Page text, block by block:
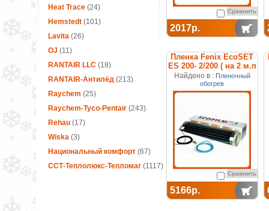
Heat Trace(24)
Hemstedt(101)
Lavita(26)
OJ (11)
RANTAIR LLC(18)
RANTAIR-Антилёд(213)
Raychem (25)
Raychem-Tyco-Pentair (243)
Rehau(17)
Wiska(3)
Национальный комфорт(67)
ССТ-Теплолюкс-Тепломаг(1117)
Сравнить
2017р.
Пленка Fenix EcoSET
ES 200- 2/200 ( на 2 м.п
) отопительная (набор)
Найдено в : Пленочный
обогрев
Сравнить
5166р.